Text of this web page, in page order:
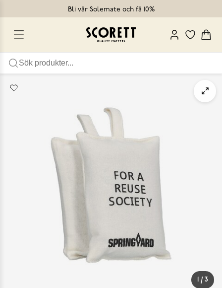
Bli vår Solemate och få 10%
/ 3